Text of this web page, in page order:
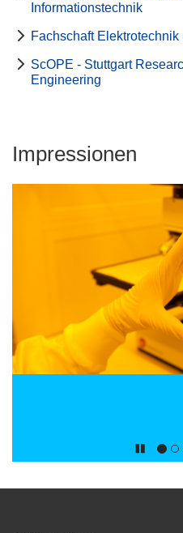
Informationstechnik
Fachschaft
ScOPE - Stuttgart
Engineering
Impressionen